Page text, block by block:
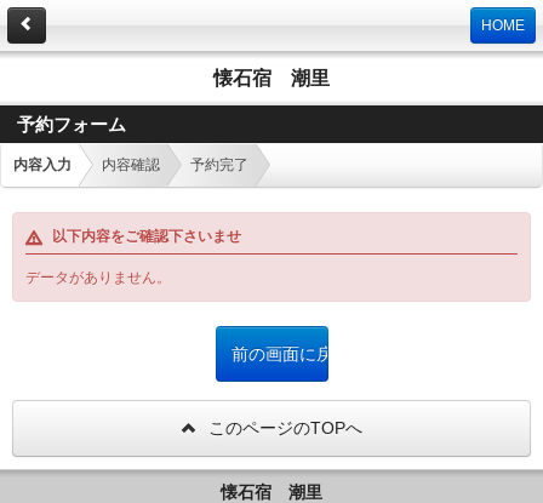
HOME
懐石宿 潮里
予約フォーム
内容入力 内容確認 予約完了
以下内容をご確認下さいませ
データがありません。
このページのTOPへ
懐石宿 潮里